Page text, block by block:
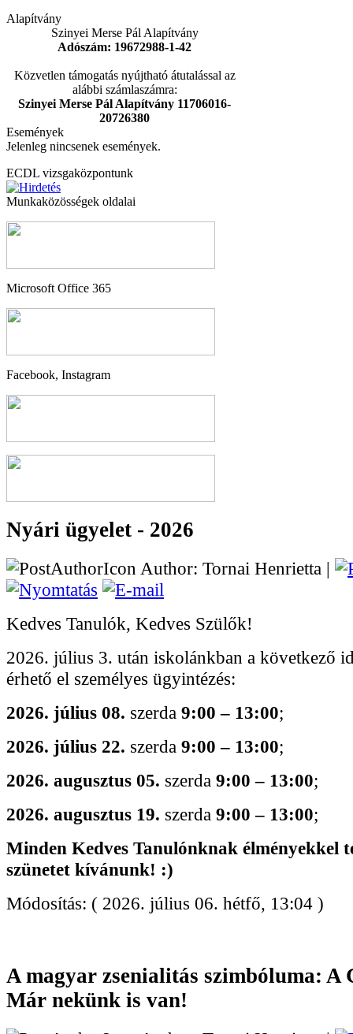
Alapítvány
Szinyei Merse Pál Alapítvány
Adószám: 19672988-1-42
Közvetlen támogatás nyújtható átutalással az
alábbi számlaszámra:
Szinyei Merse Pál Alapítvány 11706016-
20726380
Események
Jelenleg nincsenek események.
ECDL vizsgaközpontunk
Munkaközösségek oldalai
Microsoft Office 365
Facebook, Instagram
Nyári ügyelet - 2026
Author: Tornai Henrietta |
Kedves Tanulók, Kedves Szülők!
2026. július 3. után iskolánkban a következő
érhető el személyes ügyintézés:
2026. július 08. szerda 9:00 – 13:00;
2026. július 22. szerda 9:00 – 13:00;
2026. augusztus 05. szerda 9:00 – 13:00;
2026. augusztus 19. szerda 9:00 – 13:00;
Minden Kedves Tanulónknak élményekkel
szünetet kívánunk! :)
Módosítás: ( 2026. július 06. hétfő, 13:04 )
A magyar zsenialitás szimbóluma: A
Már nekünk is van!